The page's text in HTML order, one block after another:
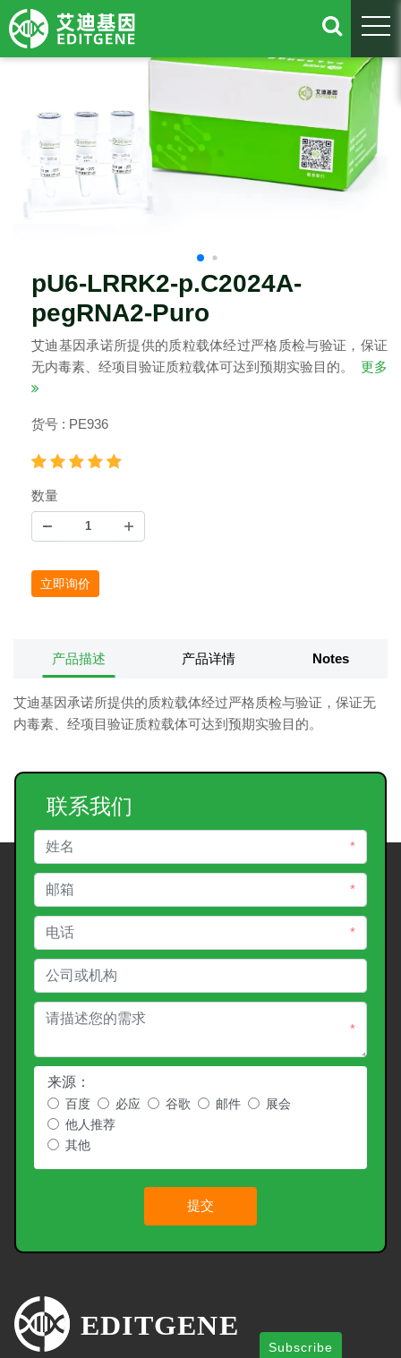
pU6-LRRK2-p.C2024A-
pegRNA2-Puro
艾迪基因承诺所提供的质粒载体经过严格质检与验证，保证
无内毒素、经项目验证质粒载体可达到预期实验目的。
更多
货号 : PE936
数量
立即询价
产品描述 产品详情 Notes
艾迪基因承诺所提供的质粒载体经过严格质检与验证，保证无
内毒素、经项目验证质粒载体可达到预期实验目的。
联系我们
*
*
*
*
来源：
百度 必应 谷歌 邮件
展会
他人推荐
其他
提交
Subscribe